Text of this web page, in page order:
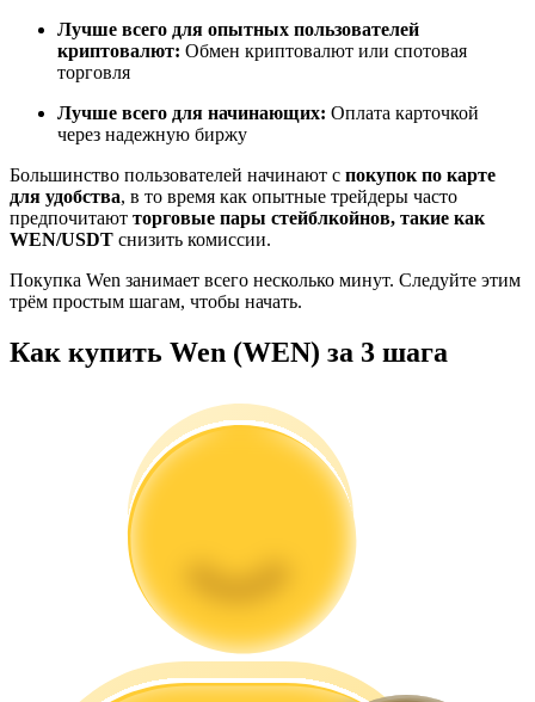
Информация
Анализ больших данных, включая торговую информацию
Руководство для начинающих по фьючерсам
Лучше всего для опытных пользователей
криптовалют: Обмен криптовалют или спотовая
торговля
Лучше всего для начинающих: Оплата карточкой
через надежную биржу
Большинство пользователей начинают с покупок по карте
для удобства, в то время как опытные трейдеры часто
предпочитают торговые пары стейблкойнов, такие как
WEN/USDT снизить комиссии.
Покупка Wen занимает всего несколько минут. Следуйте этим
трём простым шагам, чтобы начать.
Как купить Wen (WEN) за 3 шага